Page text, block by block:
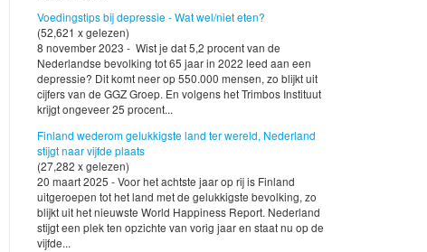
Voedingstips bij depressie - Wat wel/niet eten?
(52,621 x gelezen)
8 november 2023 - Wist je dat 5,2 procent van de
Nederlandse bevolking tot 65 jaar in 2022 leed aan een
depressie? Dit komt neer op 550.000 mensen, zo blijkt uit
cijfers van de GGZ Groep. En volgens het Trimbos Instituut
krijgt ongeveer 25 procent...
Finland wederom gelukkigste land ter wereld, Nederland
stijgt naar vijfde plaats
(27,282 x gelezen)
20 maart 2025 - Voor het achtste jaar op rij is Finland
uitgeroepen tot het land met de gelukkigste bevolking, zo
blijkt uit het nieuwste World Happiness Report. Nederland
stijgt een plek ten opzichte van vorig jaar en staat nu op de
vijfde...